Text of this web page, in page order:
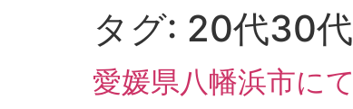
タグ: 20代30代
愛媛県八幡浜市に